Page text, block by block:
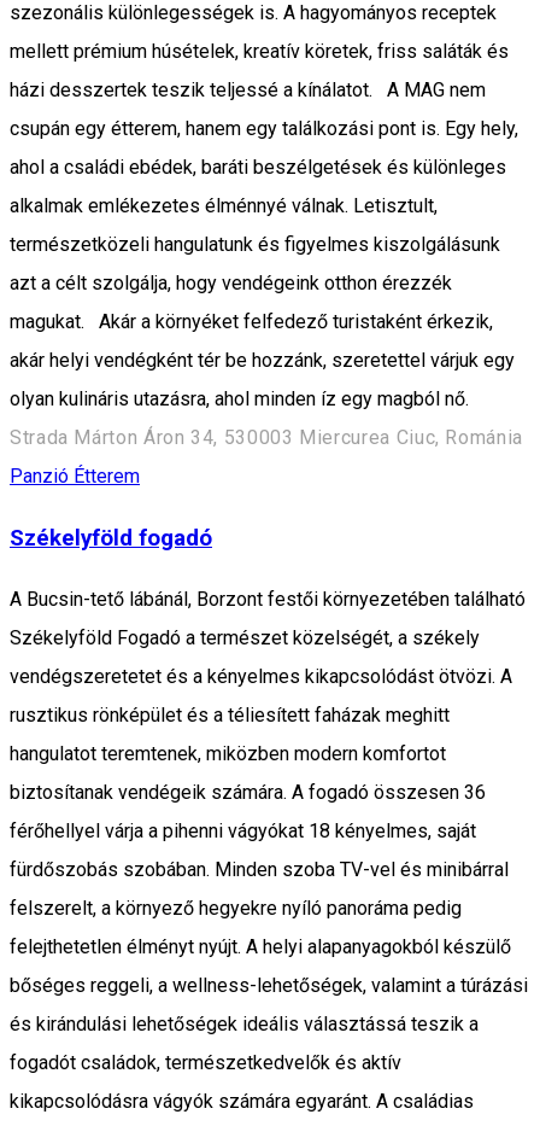
szezonális különlegességek is. A hagyományos receptek
mellett prémium húsételek, kreatív köretek, friss saláták és
házi desszertek teszik teljessé a kínálatot. A MAG nem
csupán egy étterem, hanem egy találkozási pont is. Egy hely,
ahol a családi ebédek, baráti beszélgetések és különleges
alkalmak emlékezetes élménnyé válnak. Letisztult,
természetközeli hangulatunk és figyelmes kiszolgálásunk
azt a célt szolgálja, hogy vendégeink otthon érezzék
magukat. Akár a környéket felfedező turistaként érkezik,
akár helyi vendégként tér be hozzánk, szeretettel várjuk egy
olyan kulináris utazásra, ahol minden íz egy magból nő.
Strada Márton Áron 34, 530003 Miercurea Ciuc, Románia
Panzió Étterem
Székelyföld fogadó
A Bucsin-tető lábánál, Borzont festői környezetében található
Székelyföld Fogadó a természet közelségét, a székely
vendégszeretetet és a kényelmes kikapcsolódást ötvözi. A
rusztikus rönképület és a téliesített faházak meghitt
hangulatot teremtenek, miközben modern komfortot
biztosítanak vendégeik számára. A fogadó összesen 36
férőhellyel várja a pihenni vágyókat 18 kényelmes, saját
fürdőszobás szobában. Minden szoba TV-vel és minibárral
felszerelt, a környező hegyekre nyíló panoráma pedig
felejthetetlen élményt nyújt. A helyi alapanyagokból készülő
bőséges reggeli, a wellness-lehetőségek, valamint a túrázási
és kirándulási lehetőségek ideális választássá teszik a
fogadót családok, természetkedvelők és aktív
kikapcsolódásra vágyók számára egyaránt. A családias